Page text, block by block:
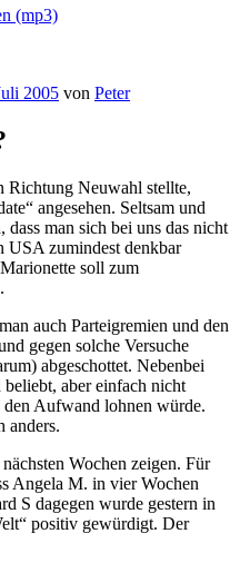
(mp3)
2005 von Peter
Richtung Neuwahl stellte,
angesehen. Seltsam und
man sich bei uns das nicht
USA zumindest denkbar
soll zum
auch Parteigremien und den
gegen solche Versuche
abgeschottet. Nebenbei
aber einfach nicht
Aufwand lohnen würde.
anders.
Wochen zeigen. Für
Angela M. in vier Wochen
S dagegen wurde gestern in
positiv gewürdigt. Der